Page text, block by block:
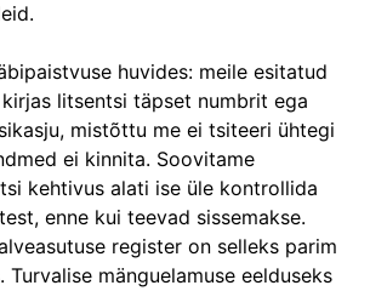
huvides: meile esitatud
litsentsi täpset numbrit ega
mistõttu me ei tsiteeri ühtegi
ei kinnita. Soovitame
kehtivus alati ise üle kontrollida
enne kui teevad sissemakse.
register on selleks parim
Turvalise mänguelamuse eelduseks